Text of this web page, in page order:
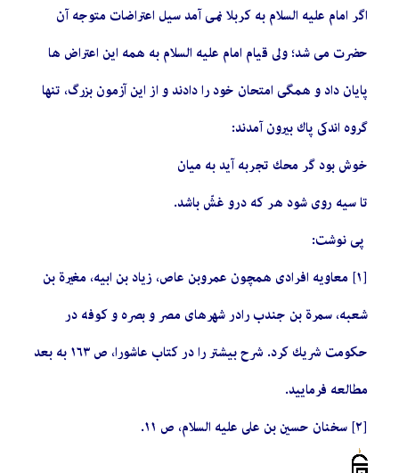
اگر امام عليه السلام به كربلا نمى ‏آمد سيل اعتراضات متوجه آن
حضرت‏ مى ‏شد؛ ولى قيام امام عليه السلام به همه اين اعتراض ها
پايان داد و همگى امتحان خود را دادند و از اين آزمون بزرگ، تنها
گروه اندكى پاك بيرون آمدند:
خوش بود گر محك تجربه آيد به ميان‏
تا سيه روى شود هر كه درو غشّ باشد.
پی نوشت:
[١] معاويه افرادى همچون عمروبن عاص، زياد بن ابيه، مغيرة بن
شعبه، سمرة بن جندب رادر شهرهاى مصر و بصره و كوفه در
حكومت شريك كرد. شرح بيشتر را در كتاب عاشورا، ص ١٦٣ به بعد
مطالعه فرماييد.
[٢] سخنان حسين بن على عليه السلام، ص ١١.